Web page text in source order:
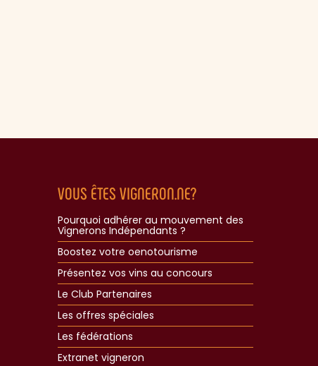
VOUS ÊTES VIGNERON.NE?
Pourquoi adhérer au mouvement des
Vignerons Indépendants ?
Boostez votre oenotourisme
Présentez vos vins au concours
Le Club Partenaires
Les offres spéciales
Les fédérations
Extranet vigneron​